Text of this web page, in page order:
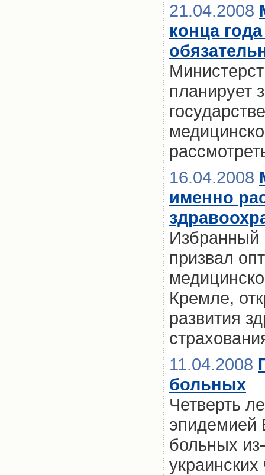
21.04.2008
конца
планирует
16.04.2008
именно
Избранный
призвал
Кремле,
развития
11.04.2008
больных
Четверть
больных